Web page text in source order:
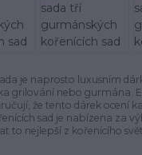
je naprosto luxusním
grilování nebo gurmána.
že tento dárek ocení
sad je nabízena za
to nejlepší z kořenícího